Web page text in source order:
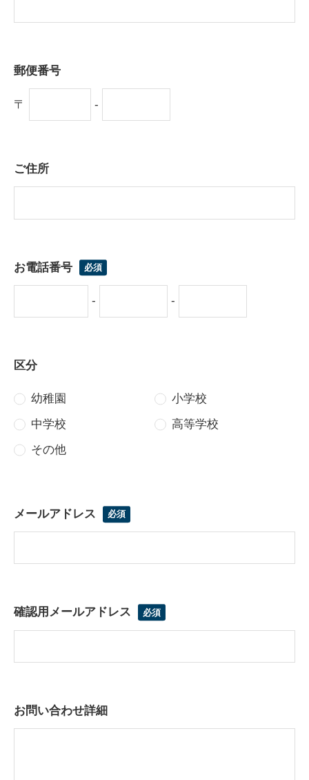
郵便番号
〒 -
ご住所
お電話番号
- -
区分
幼稚園
小学校
中学校
高等学校
その他
メールアドレス
確認用メールアドレス
お問い合わせ詳細